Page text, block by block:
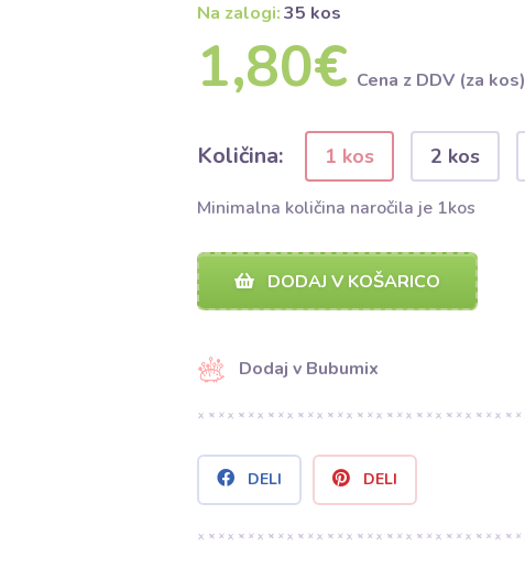
Na zalogi:35 kos
1,80€ Cena z DDV (za kos)
Količina: 1 kos 2 kos
Minimalna količina naročila je 1kos
DODAJ V KOŠARICO
Dodaj v Bubumix
DELI DELI